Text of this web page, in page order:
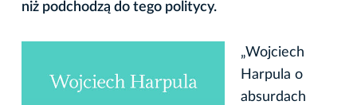
niż podchodzą do tego politycy.
„Wojciech
Harpula o
absurdach